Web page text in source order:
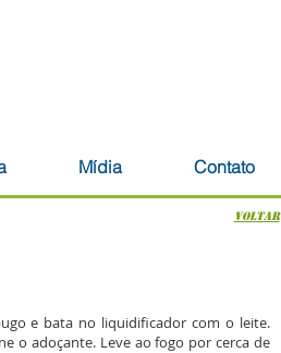
Mídia Contato
voltar
e bata no liquidificador com o leite.
o adoçante. Leve ao fogo por cerca de